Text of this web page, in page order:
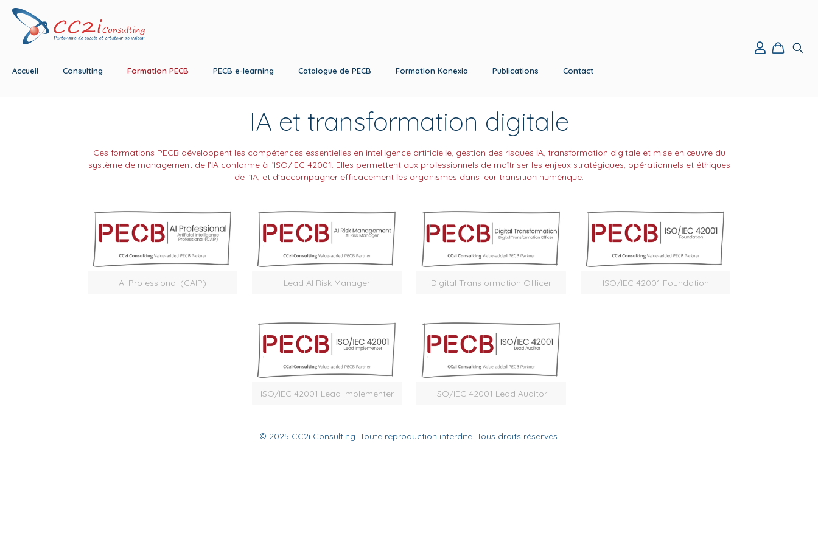
Accueil Consulting Formation PECB PECB e-learning Catalogue de PECB Formation Konexia Publications Contact
IA et transformation digitale
Ces formations PECB développent les compétences essentielles en intelligence artificielle, gestion des risques IA, transformation digitale et mise en œuvre du
système de management de l’IA conforme à l’ISO/IEC 42001. Elles permettent aux professionnels de maîtriser les enjeux stratégiques, opérationnels et éthiques
de l’IA, et d’accompagner efficacement les organismes dans leur transition numérique.
AI Professional (CAIP) Lead AI Risk Manager Digital Transformation Officer ISO/IEC 42001 Foundation
ISO/IEC 42001 Lead Implementer ISO/IEC 42001 Lead Auditor
© 2025 CC2i Consulting. Toute reproduction interdite. Tous droits réservés.